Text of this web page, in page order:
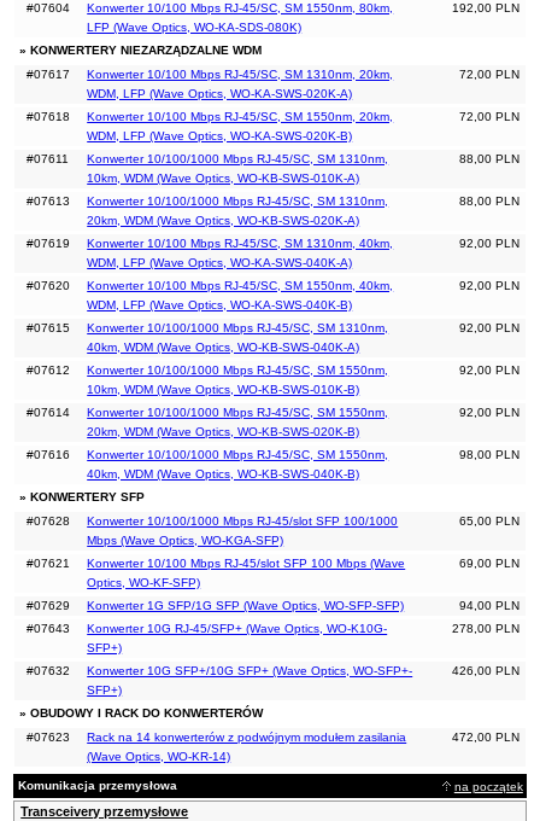
192,00 PLN
#07604
Konwerter 10/100 Mbps RJ-45/SC, SM 1550nm, 80km,
LFP (Wave Optics, WO-KA-SDS-080K)
» KONWERTERY NIEZARZĄDZALNE WDM
72,00 PLN
#07617
Konwerter 10/100 Mbps RJ-45/SC, SM 1310nm, 20km,
WDM, LFP (Wave Optics, WO-KA-SWS-020K-A)
72,00 PLN
#07618
Konwerter 10/100 Mbps RJ-45/SC, SM 1550nm, 20km,
WDM, LFP (Wave Optics, WO-KA-SWS-020K-B)
88,00 PLN
#07611
Konwerter 10/100/1000 Mbps RJ-45/SC, SM 1310nm,
10km, WDM (Wave Optics, WO-KB-SWS-010K-A)
88,00 PLN
#07613
Konwerter 10/100/1000 Mbps RJ-45/SC, SM 1310nm,
20km, WDM (Wave Optics, WO-KB-SWS-020K-A)
92,00 PLN
#07619
Konwerter 10/100 Mbps RJ-45/SC, SM 1310nm, 40km,
WDM, LFP (Wave Optics, WO-KA-SWS-040K-A)
92,00 PLN
#07620
Konwerter 10/100 Mbps RJ-45/SC, SM 1550nm, 40km,
WDM, LFP (Wave Optics, WO-KA-SWS-040K-B)
92,00 PLN
#07615
Konwerter 10/100/1000 Mbps RJ-45/SC, SM 1310nm,
40km, WDM (Wave Optics, WO-KB-SWS-040K-A)
92,00 PLN
#07612
Konwerter 10/100/1000 Mbps RJ-45/SC, SM 1550nm,
10km, WDM (Wave Optics, WO-KB-SWS-010K-B)
92,00 PLN
#07614
Konwerter 10/100/1000 Mbps RJ-45/SC, SM 1550nm,
20km, WDM (Wave Optics, WO-KB-SWS-020K-B)
98,00 PLN
#07616
Konwerter 10/100/1000 Mbps RJ-45/SC, SM 1550nm,
40km, WDM (Wave Optics, WO-KB-SWS-040K-B)
» KONWERTERY SFP
65,00 PLN
#07628
Konwerter 10/100/1000 Mbps RJ-45/slot SFP 100/1000
Mbps (Wave Optics, WO-KGA-SFP)
69,00 PLN
#07621
Konwerter 10/100 Mbps RJ-45/slot SFP 100 Mbps (Wave
Optics, WO-KF-SFP)
94,00 PLN
#07629
Konwerter 1G SFP/1G SFP (Wave Optics, WO-SFP-SFP)
278,00 PLN
#07643
Konwerter 10G RJ-45/SFP+ (Wave Optics, WO-K10G-
SFP+)
426,00 PLN
#07632
Konwerter 10G SFP+/10G SFP+ (Wave Optics, WO-SFP+-
SFP+)
» OBUDOWY I RACK DO KONWERTERÓW
472,00 PLN
#07623
Rack na 14 konwerterów z podwójnym modułem zasilania
(Wave Optics, WO-KR-14)
na początek
Komunikacja przemysłowa
Transceivery przemysłowe